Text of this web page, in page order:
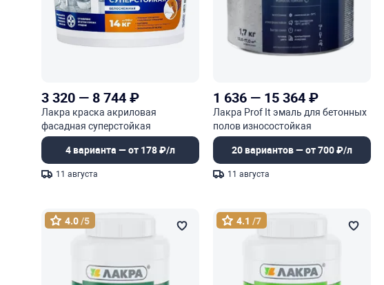
3 320 — 8 744₽
Лакра краска акриловая
фасадная суперстойкая
4 варианта — от 178 ₽/л
11 августа
1 636 — 15 364₽
Лакра Prof It эмаль для бетонных
полов износостойкая
быстросохнущая
20 вариантов — от 700 ₽/л
11 августа
4.0/5 4.1 /7